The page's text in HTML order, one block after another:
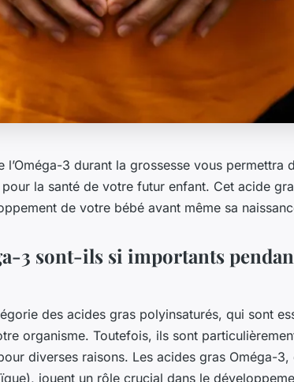
l’Oméga-3 durant la grossesse vous permettra
la santé de votre futur enfant. Cet acide
de votre bébé avant même sa
3 sont-ils si importants
des acides gras polyinsaturés, qui sont
organisme. Toutefois, ils sont
diverses raisons. Les acides gras Oméga-3,
jouent un rôle crucial dans le